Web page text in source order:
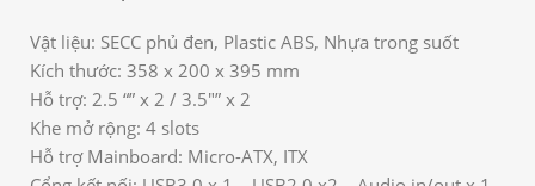
Vật liệu: SECC phủ đen, Plastic ABS, Nhựa trong suốt
Kích thước: 358 x 200 x 395 mm
Hỗ trợ: 2.5 “” x 2 / 3.5″” x 2
Khe mở rộng: 4 slots
Hỗ trợ Mainboard: Micro-ATX, ITX